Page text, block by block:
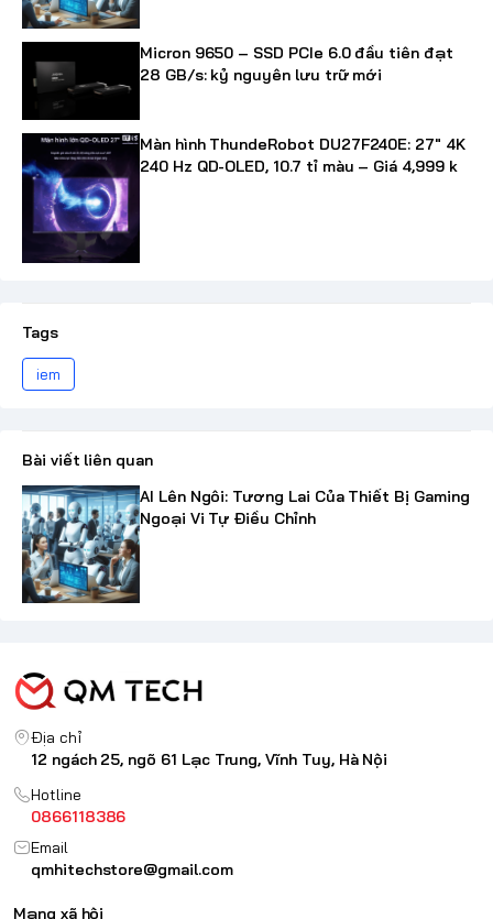
Micron 9650 – SSD PCIe 6.0 đầu tiên đạt
28 GB/s: kỷ nguyên lưu trữ mới
Màn hình ThundeRobot DU27F240E: 27" 4K
240 Hz QD-OLED, 10.7 tỉ màu – Giá 4,999 k
Tags
iem
Bài viết liên quan
AI Lên Ngôi: Tương Lai Của Thiết Bị Gaming
Ngoại Vi Tự Điều Chỉnh
Địa chỉ
12 ngách 25, ngõ 61 Lạc Trung, Vĩnh Tuy, Hà Nội
Hotline
0866118386
Email
qmhitechstore@gmail.com
Mạng xã hội